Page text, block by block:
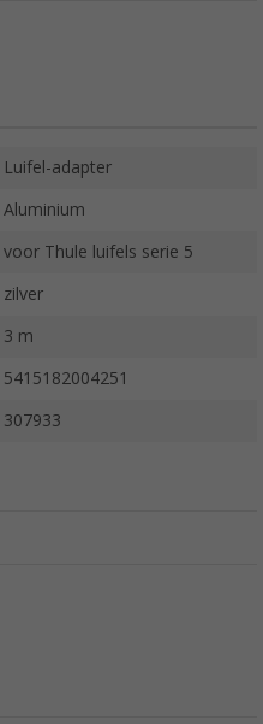
Luifel-adapter
Aluminium
voor Thule luifels serie 5
zilver
3 m
5415182004251
307933